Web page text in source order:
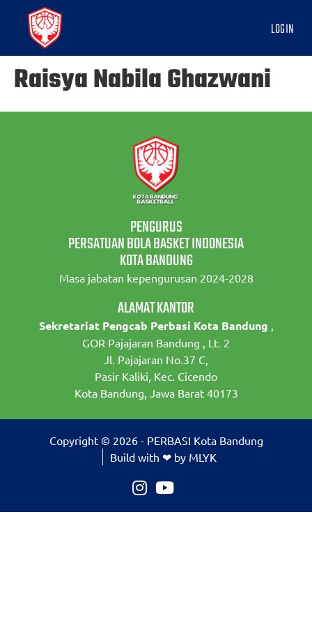
LOGIN
Raisya Nabila Ghazwani
PENGURUS
PERSATUAN BOLA BASKET INDONESIA
KOTA BANDUNG
Masa jabatan kepengurusan 2024-2028
ALAMAT KANTOR
Sekretariat Pengcab Perbasi Kota Bandung ,
GOR Pajajaran Bandung , Lt. 2
Jl. Pajajaran No.37 C,
Pasir Kaliki, Kec. Cicendo
Kota Bandung, Jawa Barat 40173
Copyright © 2026 - PERBASI Kota Bandung
Build with ❤ by MLYK